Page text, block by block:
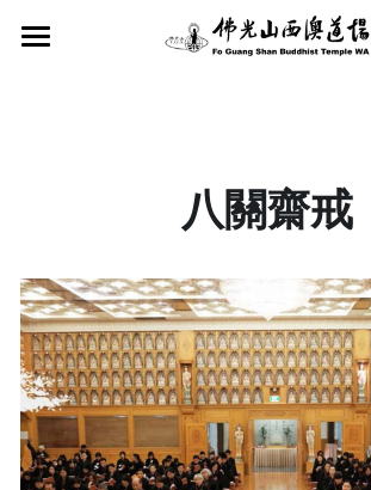
佛光山寺
西澳協會
西澳青年團
西澳佛光童軍
服務項目
蔬食A計劃
法會修持
皈依三寶典禮
社教課程
社教課程
兒童佛學班
禪修
慈善捐款
慈善捐款
星雲大師教育基金會
西澳新聞
緬懷追憶
八關齋戒
STORE CATEGORIES